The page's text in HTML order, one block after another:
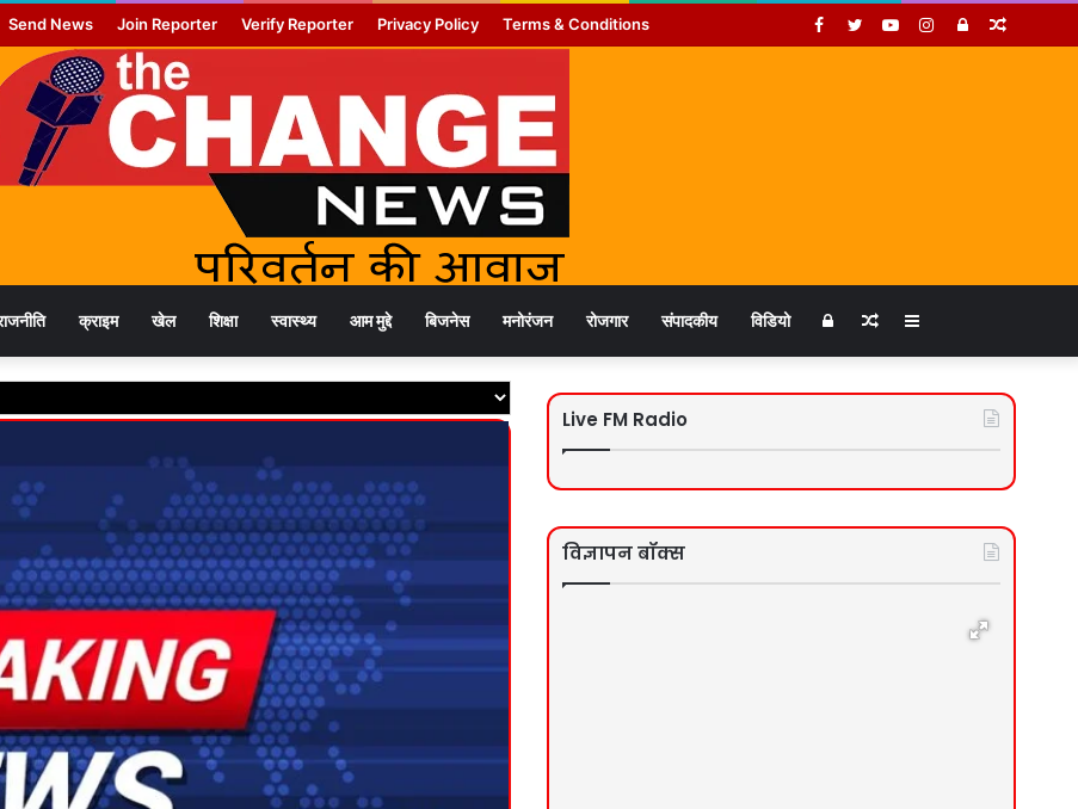
Send News Join Reporter Verify Reporter Privacy Policy Terms & Conditions Random
Log
Instagram
YouTube
Twitter
Facebook
क्राइम खेल शिक्षा स्वास्थ्य आम मुद्दे बिजनेस मनोरंजन रोजगार संपादकीय विडियो Sidebar
Random
Article
Log
In
Live FM Radio
विज्ञापन बॉक्स